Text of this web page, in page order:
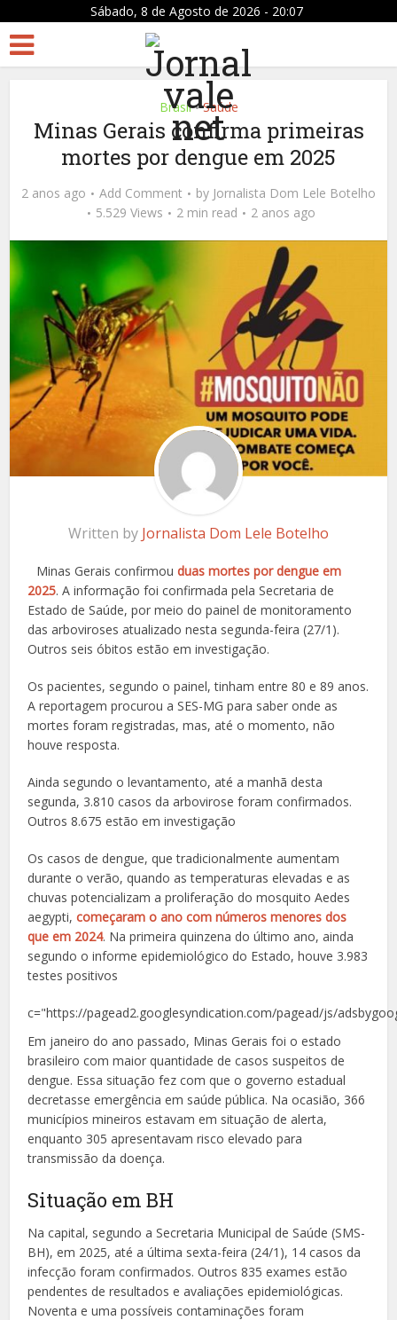
Sábado, 8 de Agosto de 2026 - 20:07
Brasil • Saúde
Minas Gerais confirma primeiras
mortes por dengue em 2025
2 anos ago Add Comment by Jornalista Dom Lele Botelho
5.529 Views
2 min read 2 anos ago
Written by Jornalista Dom Lele Botelho
Minas Gerais confirmouduas mortes por dengue em
2025. A informação foi confirmada pela Secretaria de
Estado de Saúde, por meio do painel de monitoramento
das arboviroses atualizado nesta segunda-feira (27/1).
Outros seis óbitos estão em investigação.
Os pacientes, segundo o painel, tinham entre 80 e 89 anos.
A reportagem procurou a SES-MG para saber onde as
mortes foram registradas, mas, até o momento, não
houve resposta.
Ainda segundo o levantamento, até a manhã desta
segunda, 3.810 casos da arbovirose foram confirmados.
Outros 8.675 estão em investigação
Os casos de dengue, que tradicionalmente aumentam
durante o verão, quando as temperaturas elevadas e as
chuvas potencializam a proliferação do mosquito Aedes
aegypti,começaram o ano com números menores dos
que em 2024. Na primeira quinzena do último ano, ainda
segundo o informe epidemiológico do Estado, houve 3.983
testes positivos
c="https://pagead2.googlesyndication.com/pagead/js/
Em janeiro do ano passado, Minas Gerais foi o estado
brasileiro com maior quantidade de casos suspeitos de
dengue. Essa situação fez com que o governo estadual
decretasse emergência em saúde pública. Na ocasião, 366
municípios mineiros estavam em situação de alerta,
enquanto 305 apresentavam risco elevado para
transmissão da doença.
Situação em BH
Na capital, segundo a Secretaria Municipal de Saúde (SMS-
BH), em 2025, até a última sexta-feira (24/1), 14 casos da
infecção foram confirmados. Outros 835 exames estão
pendentes de resultados e avaliações epidemiológicas.
Noventa e uma possíveis contaminações foram